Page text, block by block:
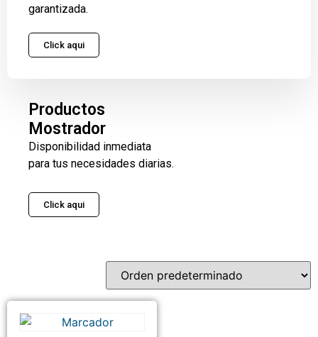
garantizada.
Click aqui
Productos
Mostrador
Disponibilidad inmediata
para tus necesidades diarias.
Click aqui